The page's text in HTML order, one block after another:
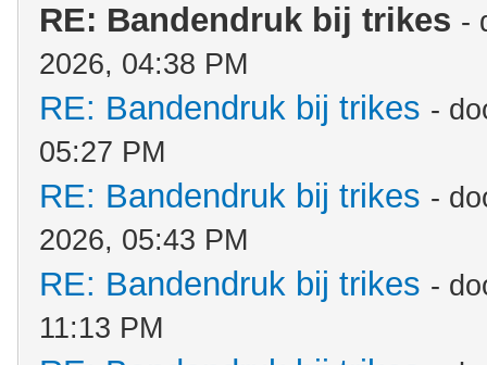
RE: Bandendruk bij trikes -
2026, 04:38 PM
RE: Bandendruk bij trikes -
05:27 PM
RE: Bandendruk bij trikes -
2026, 05:43 PM
RE: Bandendruk bij trikes -
11:13 PM